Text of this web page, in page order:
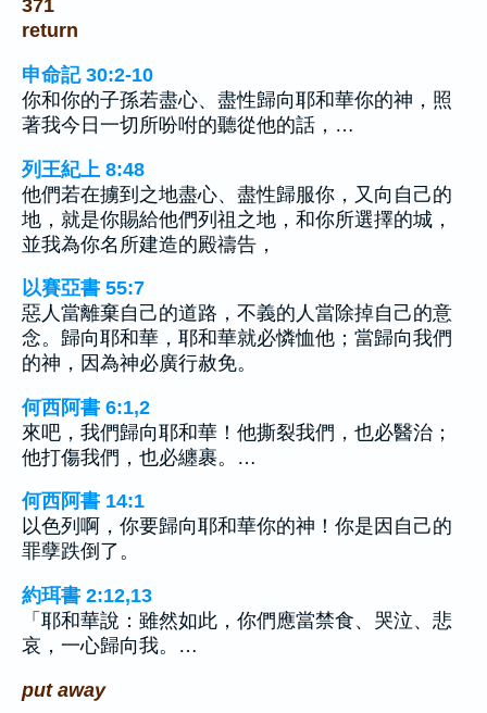
371
return
申命記 30:2-10
你和你的子孫若盡心、盡性歸向耶和華你的神，照
著我今日一切所吩咐的聽從他的話，…
列王紀上 8:48
他們若在擄到之地盡心、盡性歸服你，又向自己的
地，就是你賜給他們列祖之地，和你所選擇的城，
並我為你名所建造的殿禱告，
以賽亞書 55:7
惡人當離棄自己的道路，不義的人當除掉自己的意
念。歸向耶和華，耶和華就必憐恤他；當歸向我們
的神，因為神必廣行赦免。
何西阿書 6:1,2
來吧，我們歸向耶和華！他撕裂我們，也必醫治；
他打傷我們，也必纏裹。…
何西阿書 14:1
以色列啊，你要歸向耶和華你的神！你是因自己的
罪孽跌倒了。
約珥書 2:12,13
「耶和華說：雖然如此，你們應當禁食、哭泣、悲
哀，一心歸向我。…
put away